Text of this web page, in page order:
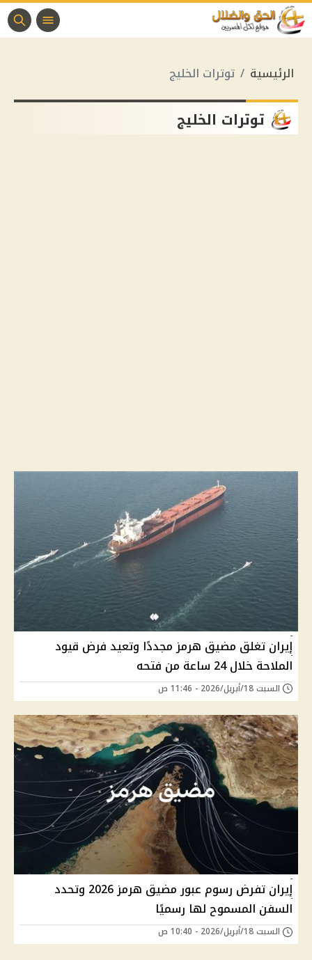
الرئيسية توترات الخليج
توترات الخليج
إيران تغلق مضيق هرمز مجددًا وتعيد فرض قيود
الملاحة خلال 24 ساعة من فتحه
السبت 18/أبريل/2026 - 11:46 ص
إيران تفرض رسوم عبور مضيق هرمز 2026 وتحدد
السفن المسموح لها رسميًا
السبت 18/أبريل/2026 - 10:40 ص